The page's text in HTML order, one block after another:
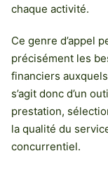
chaque activité.
Ce genre d’appel
précisément les
financiers
s’agit donc d’un
prestation,
la qualité du
concurrentiel.